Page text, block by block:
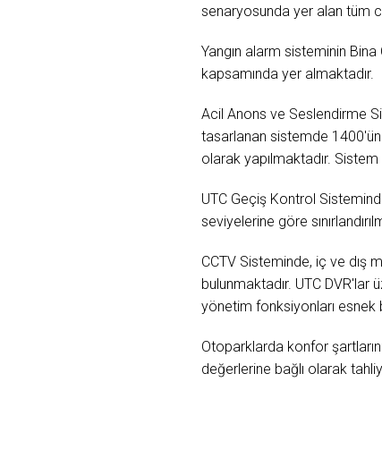
senaryosunda yer alan tüm
Yangın alarm sisteminin
kapsamında yer almaktadır.
Acil Anons ve Seslendirme
tasarlanan sistemde
olarak yapılmaktadır.
UTC Geçiş Kontrol
seviyelerine göre
CCTV Sisteminde, iç ve dış
bulunmaktadır. UTC DVR'lar
yönetim fonksiyonları esnek
Otoparklarda konfor
değerlerine bağlı olarak